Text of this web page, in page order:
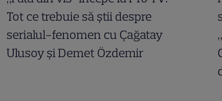
Tot ce trebuie să știi despre
serialul-fenomen cu Çağatay
Ulusoy și Demet Özdemir